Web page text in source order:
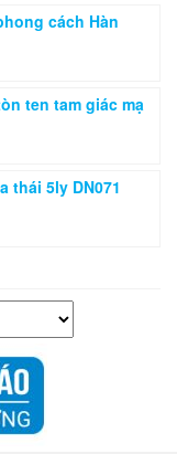
cách Hàn
ten tam giác mạ
thái 5ly DN071